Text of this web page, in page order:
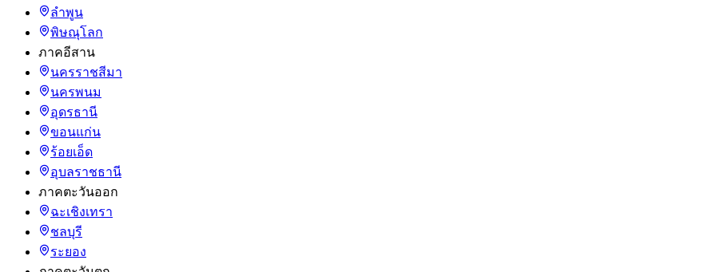
ลำพูน
พิษณุโลก
ภาคอีสาน
นครราชสีมา
นครพนม
อุดรธานี
ขอนแก่น
ร้อยเอ็ด
อุบลราชธานี
ภาคตะวันออก
ฉะเชิงเทรา
ชลบุรี
ระยอง